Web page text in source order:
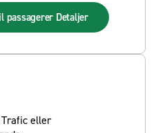
passagerer Detaljer